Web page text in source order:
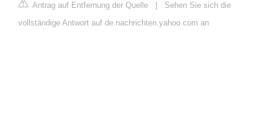
Antrag auf Entfernung der Quelle
Sehen Sie sich die
vollständige Antwort auf de.nachrichten.yahoo.com an